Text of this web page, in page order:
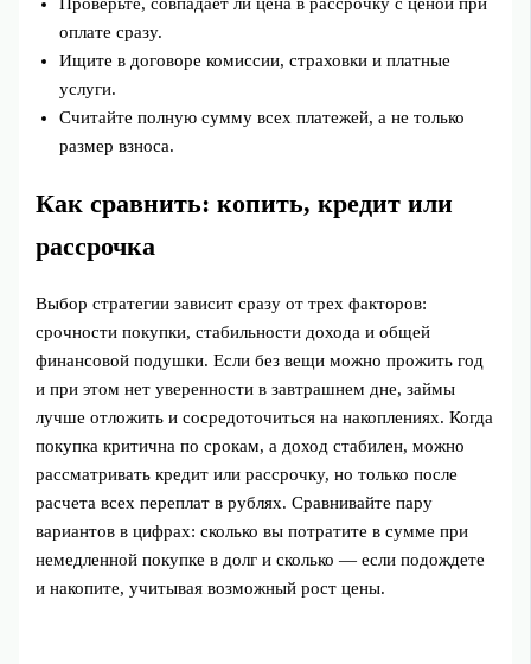
Проверьте, совпадает ли цена в рассрочку с ценой при
оплате сразу.
Ищите в договоре комиссии, страховки и платные
услуги.
Считайте полную сумму всех платежей, а не только
размер взноса.
Как сравнить: копить, кредит или
рассрочка
Выбор стратегии зависит сразу от трех факторов:
срочности покупки, стабильности дохода и общей
финансовой подушки. Если без вещи можно прожить год
и при этом нет уверенности в завтрашнем дне, займы
лучше отложить и сосредоточиться на накоплениях. Когда
покупка критична по срокам, а доход стабилен, можно
рассматривать кредит или рассрочку, но только после
расчета всех переплат в рублях. Сравнивайте пару
вариантов в цифрах: сколько вы потратите в сумме при
немедленной покупке в долг и сколько — если подождете
и накопите, учитывая возможный рост цены.